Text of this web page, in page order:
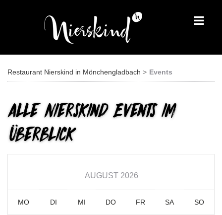
Restaurant Nierskind in Mönchengladbach Events
Alle Nierskind Events im
Überblick
AUGUST 2026
MO DI MI DO FR SA SO